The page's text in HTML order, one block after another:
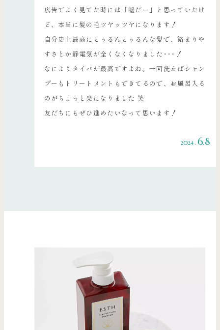
広告でよく見てた時には「嘘だー」と思っていたけ
ど、本当に髪の毛ツヤッツヤになります！
自分史上最高にとぅるんとぅるんな髪で、絡まりや
すさとか静電気が全くなくなりました･･･！
なによりタイパが最高ですよね。一回洗えばシャン
プーもトリートメントもできてるので、お風呂入る
のがちょっと楽になりました 笑
友だちにもぜひ進めたいなって思います！
2024 . 6.8